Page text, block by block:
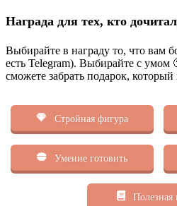
Награда для тех, кто
Выбирайте в награду то, что вам
есть Telegram). Выбирайте с
сможете забрать подарок,
Стройная фигура
Умение готовить
Полезная